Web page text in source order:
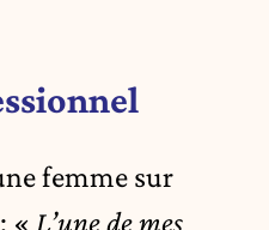
femme sur
« L’une de mes